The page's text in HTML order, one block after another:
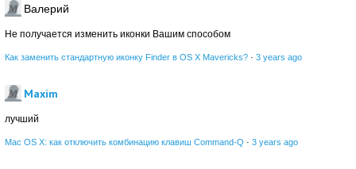
Валерий
Не получается изменить иконки Вашим способом
Как заменить стандартную иконку Finder в OS X Mavericks? · 3 years ago
Maxim
лучший
Mac OS X: как отключить комбинацию клавиш Command-Q · 3 years ago